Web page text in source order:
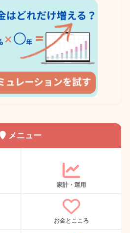
メニュー
家計・運用
お金とこころ